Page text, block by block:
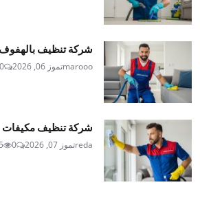
شركة تنظيف بالهفوف
maroooتموز 06, 2026 0
شركة تنظيف مكيفات
redaتموز 07, 2026 0